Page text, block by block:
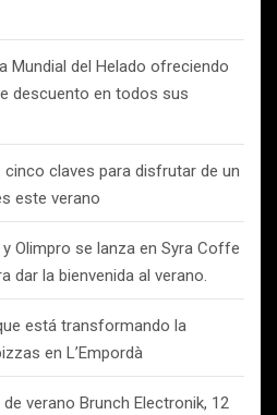
Mundial del Helado ofreciendo
descuento en todos sus
claves para disfrutar de un
este verano
Olimpro se lanza en Syra Coffe
dar la bienvenida al verano.
está transformando la
en L’Empordà
verano Brunch Electronik, 12